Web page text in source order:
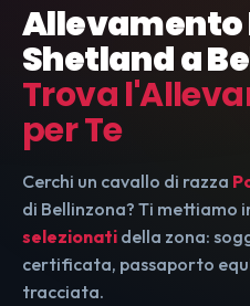
Allevamento
Shetland a
Trova
per Te
Cerchi un cavallo di razza
di Bellinzona? Ti mettiamo
selezionati della zona:
certificata, passaporto
tracciata.